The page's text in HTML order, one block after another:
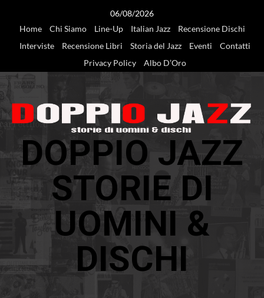
06/08/2026
Home
Chi Siamo Line-Up Italian Jazz
Recensione Dischi
Interviste
Recensione Libri Storia del Jazz Eventi
Contatti
Privacy Policy
Albo D’Oro
DOPPIO JAZZ
STORIE DI
UOMINI &
DISCHI